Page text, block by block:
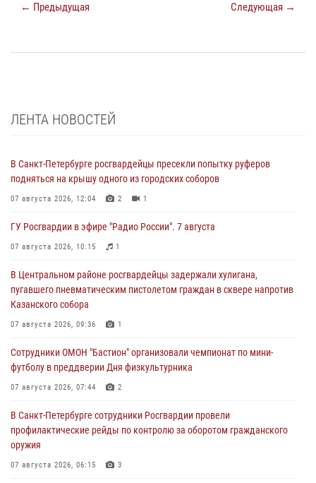
← Предыдущая Следующая →
ЛЕНТА НОВОСТЕЙ
В Санкт-Петербурге росгвардейцы пресекли попытку руферов
подняться на крышу одного из городских соборов
07 августа 2026, 12:04 2 1
ГУ Росгвардии в эфире "Радио России". 7 августа
07 августа 2026, 10:15 1
В Центральном районе росгвардейцы задержали хулигана,
пугавшего пневматическим пистолетом граждан в сквере напротив
Казанского собора
07 августа 2026, 09:36 1
Сотрудники ОМОН "Бастион" организовали чемпионат по мини-
футболу в преддверии Дня физкультурника
07 августа 2026, 07:44 2
В Санкт-Петербурге сотрудники Росгвардии провели
профилактические рейды по контролю за оборотом гражданского
оружия
07 августа 2026, 06:15 3